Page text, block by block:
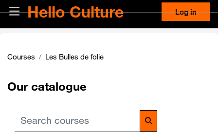
Skip to main content
Side panelHello Culture Log in
Courses Les Bulles de folie
Our catalogue
Search courses
Search courses